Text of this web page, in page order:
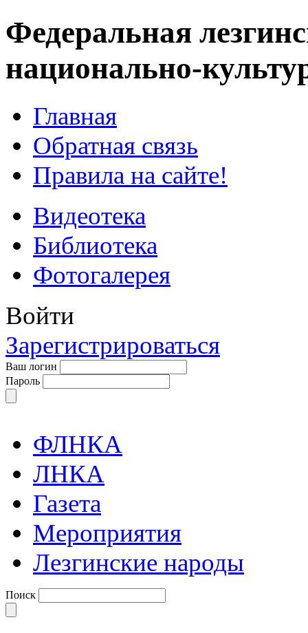
Федеральная
национально-
Главная
Обратная связь
Правила на сайте!
Видеотека
Библиотека
Фотогалерея
Войти
Зарегистрироваться
Ваш логин
Пароль
ФЛНКА
ЛНКА
Газета
Мероприятия
Лезгинские народы
Поиск